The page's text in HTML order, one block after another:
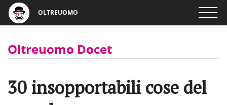
OLTREUOMO
Oltreuomo Docet
30 insopportabili cose del